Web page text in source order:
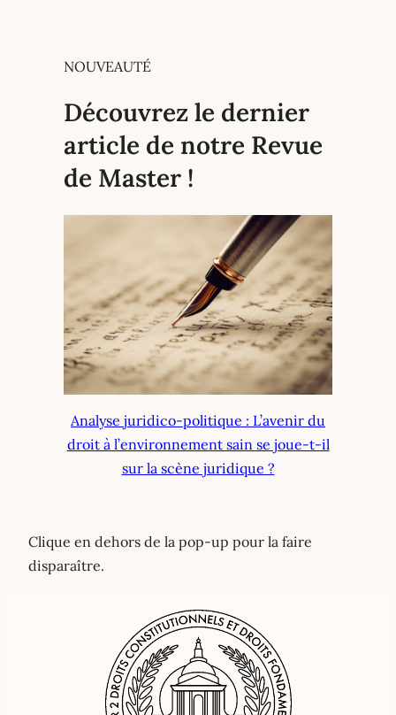
NOUVEAUTÉ
Découvrez le dernier
article de notre Revue
de Master !
Analyse juridico-politique : L’avenir du
droit à l’environnement sain se joue-t-il
sur la scène juridique ?
Clique en dehors de la pop-up pour la faire
disparaître.